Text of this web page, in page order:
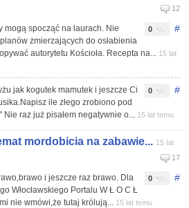
12
#
0
mogą spocząć na laurach. Nie
zmierzających do osłabienia
autorytetu Kościoła. Recepta na... 15 lat
#
0
jak kogutek mamutek i jeszcze Ci
ile złego zrobiono pod
raz już pisałem negatywnie o... 15 lat temu
mordobicia na zabawie... 15 lat
17
#
0
i jeszcze raz brawo. Dla
Włocławskiego Portalu W Ł O C Ł
nie wmówi,że tutaj królują... 15 lat temu